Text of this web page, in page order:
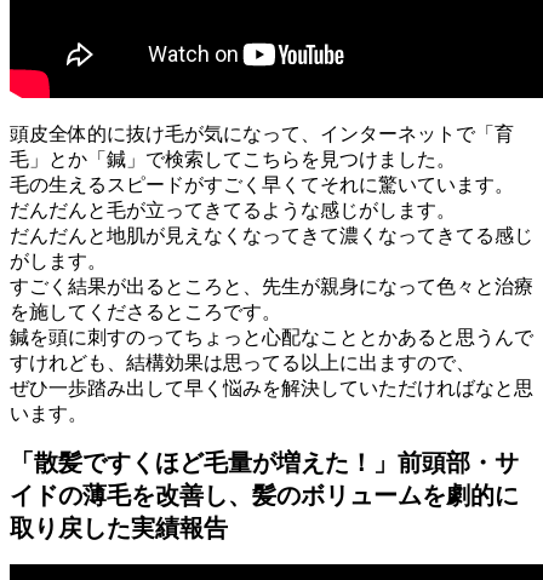
頭皮全体的に抜け毛が気になって、インターネットで「育
毛」とか「鍼」で検索してこちらを見つけました。
毛の生えるスピードがすごく早くてそれに驚いています。
だんだんと毛が立ってきてるような感じがします。
だんだんと地肌が見えなくなってきて濃くなってきてる感じ
がします。
すごく結果が出るところと、先生が親身になって色々と治療
を施してくださるところです。
鍼を頭に刺すのってちょっと心配なこととかあると思うんで
すけれども、結構効果は思ってる以上に出ますので、
ぜひ一歩踏み出して早く悩みを解決していただければなと思
います。
「散髪ですくほど毛量が増えた！」前頭部・サ
イドの薄毛を改善し、髪のボリュームを劇的に
取り戻した実績報告